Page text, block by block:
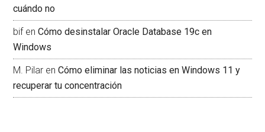
cuándo no
bifenCómo desinstalar Oracle Database 19c en
Windows
M. Pilar enCómo eliminar las noticias en Windows 11 y
recuperar tu concentración